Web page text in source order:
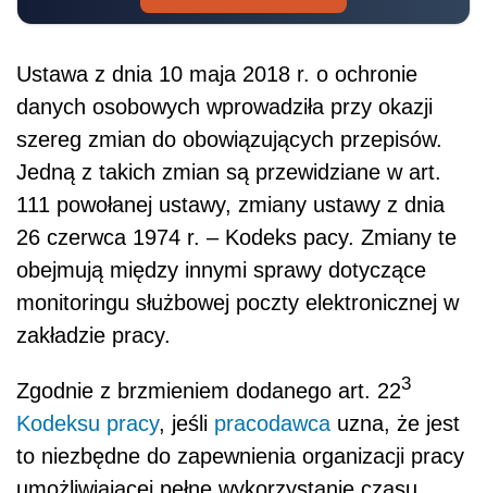
Ustawa z dnia 10 maja 2018 r. o ochronie
danych osobowych wprowadziła przy okazji
szereg zmian do obowiązujących przepisów.
Jedną z takich zmian są przewidziane w art.
111 powołanej ustawy, zmiany ustawy z dnia
26 czerwca 1974 r. – Kodeks pacy. Zmiany te
obejmują między innymi sprawy dotyczące
monitoringu służbowej poczty elektronicznej w
zakładzie pracy.
Zgodnie z brzmieniem dodanego art. 223
Kodeksu pracy, jeśli pracodawca uzna, że jest
to niezbędne do zapewnienia organizacji pracy